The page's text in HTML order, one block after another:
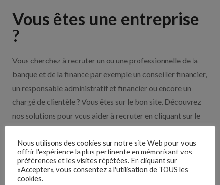
Vous êtes une entreprise
?
Vous cherchez à recruter un ou une professionnelle de la
banque et de la finance par exemple un conseiller financier,
un responsable administratif et financier ou encore un
chargé de clientèle ? Vous êtes sur le bon site. Découvrez
nos solutions pour vous aider à recruter en cliquant sur le
bouton ci-dessous.
Nos solutions entreprises
Nous utilisons des cookies sur notre site Web pour vous
offrir l'expérience la plus pertinente en mémorisant vos
préférences et les visites répétées. En cliquant sur
«Accepter», vous consentez à l'utilisation de TOUS les
cookies.